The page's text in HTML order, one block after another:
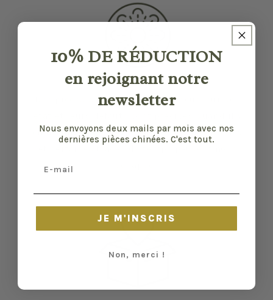
Nos pièces sont sélectionnées pour leur bon
en a. Malgré tout, elles ont vécu d'autres vies
10% DE RÉDUCTION
en rejoignant notre
newsletter
Nous envoyons deux mails par mois avec nos
dernières pièces chinées. C'est tout.
JE M'INSCRIS
Non, merci !